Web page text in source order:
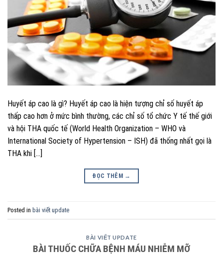
Huyết áp cao là gì? Huyết áp cao là hiện tượng chỉ số huyết áp
thấp cao hơn ở mức bình thường, các chỉ số tổ chức Y tế thế giới
và hội THA quốc tế (World Health Organization – WHO và
International Society of Hypertension – ISH) đã thống nhất gọi là
THA khi […]
ĐỌC THÊM →
Posted in bài viết update
BÀI VIẾT UPDATE
BÀI THUỐC CHỮA BỆNH MÁU NHIỄM MỠ